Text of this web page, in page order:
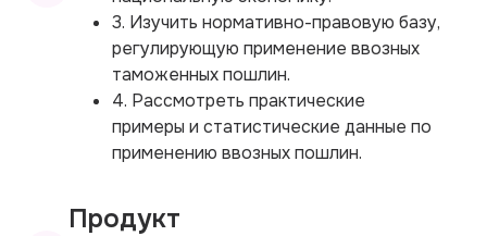
3. Изучить нормативно-правовую базу,
регулирующую применение ввозных
таможенных пошлин.
4. Рассмотреть практические
примеры и статистические данные по
применению ввозных пошлин.
Продукт